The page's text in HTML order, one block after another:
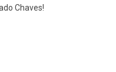
Chaves!